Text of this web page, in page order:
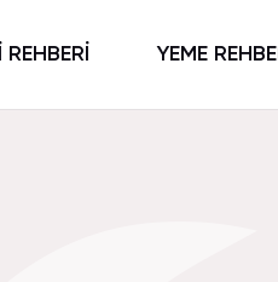
REHBERİ YEME